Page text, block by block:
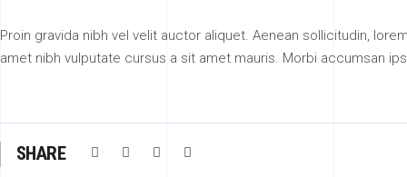
Proin gravida nibh vel velit auctor aliquet. Aenean sollicitudin,
amet nibh vulputate cursus a sit amet mauris. Morbi accumsan
SHARE